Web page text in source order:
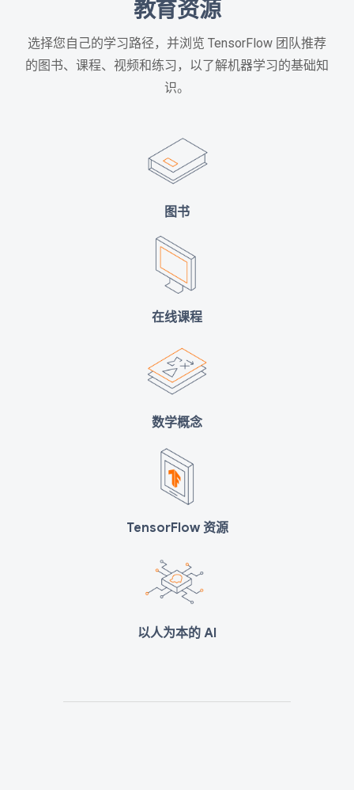
教育资源
选择您自己的学习路径，并浏览 TensorFlow 团队推荐
的图书、课程、视频和练习，以了解机器学习的基础知
识。
图书
在线课程
数学概念
TensorFlow 资源
以人为本的 AI